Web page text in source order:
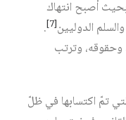
أصبح انتهاك
الدوليين[7]
.
وحقوقه، وترتب
تمّ اكتسابها في ظلّ